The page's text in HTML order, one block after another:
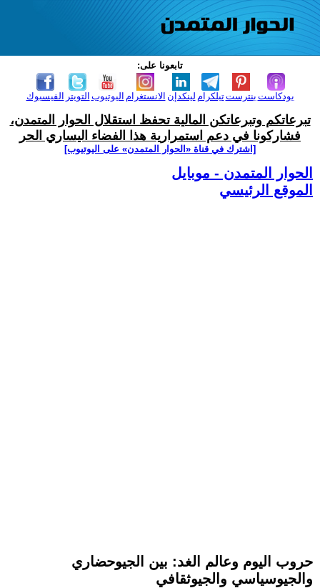
تابعونا على:
الفيسبوك التويتر اليوتيوب الانستغرام لينكدإن تيلكرامبنترست بودكاست
تبرعاتكم وتبرعاتكن المالية تحفظ استقلال الحوار المتمدن،
فشاركونا في دعم استمرارية هذا الفضاء اليساري الحر
[اشترك في قناة ‫«الحوار المتمدن» على اليوتيوب]
الحوار المتمدن - موبايل
الموقع الرئيسي
حروب اليوم وعالم الغد: بين الجيوحضاري
والجيوسياسي والجيوثقافي